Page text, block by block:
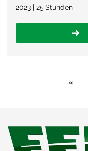
2023 | 25 Stunden
«